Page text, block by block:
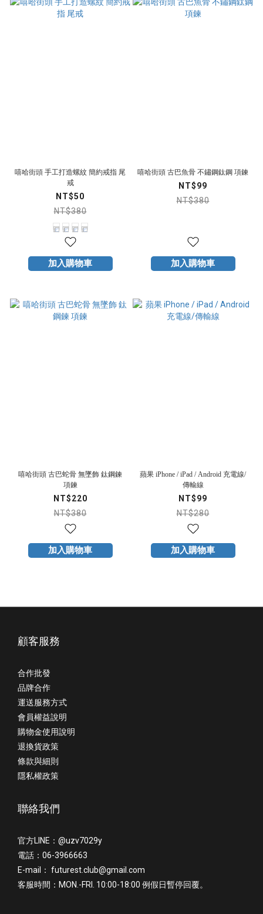
嘻哈街頭 手工打造螺紋 簡約戒指 尾
戒
NT$50
NT$380
加入購物車
嘻哈街頭 古巴魚骨 不鏽鋼鈦鋼 項鍊
NT$99
NT$380
加入購物車
嘻哈街頭 古巴蛇骨 無墜飾 鈦鋼鍊
項鍊
NT$220
NT$380
加入購物車
蘋果 iPhone / iPad / Android 充電線/
傳輸線
NT$99
NT$280
加入購物車
顧客服務
合作批發
品牌合作
運送服務方式
會員權益說明
購物金使用說明
退換貨政策
條款與細則
隱私權政策
聯絡我們
官方LINE：@uzv7029y
電話：06-3966663
E-mail： futurest.club@gmail.com
客服時間：MON.-FRI. 10:00-18:00 例假日暫停回覆。